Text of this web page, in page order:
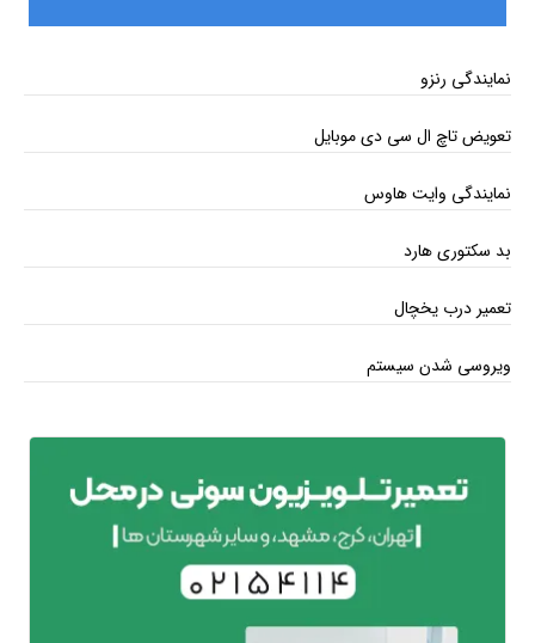
نمایندگی رنزو
تعویض تاچ ال سی دی موبایل
نمایندگی وایت هاوس
بد سکتوری هارد
تعمیر درب یخچال
ویروسی شدن سیستم